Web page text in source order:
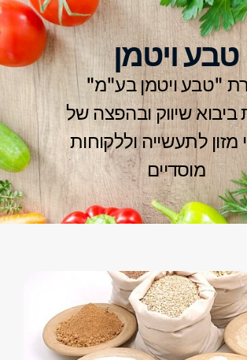
טבע ויטמן
עוסקת ביבוא שיווק ובהפצה של
תוספי מזון לתעשייה וללקוחות
מוסדיים